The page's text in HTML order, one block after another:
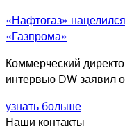
«Нафтогаз»
«Газпрома»
Коммерческий
интервью DW заявил
узнать больше
Наши контакты